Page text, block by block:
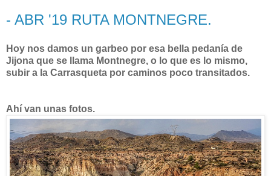
- ABR '19 RUTA MONTNEGRE.
Hoy nos damos un garbeo por esa bella pedanía de
Jijona que se llama Montnegre, o lo que es lo mismo,
subir a la Carrasqueta por caminos poco transitados.
Ahí van unas fotos.